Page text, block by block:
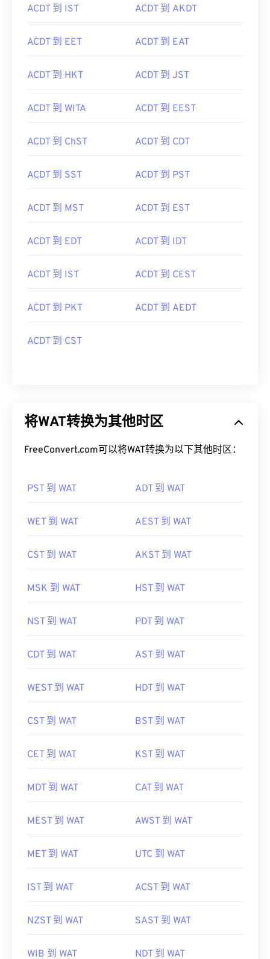
ACDT 到 IST ACDT 到 AKDT
ACDT 到 EET ACDT 到 EAT
ACDT 到 HKT ACDT 到 JST
ACDT 到 WITA ACDT 到 EEST
ACDT 到 ChST ACDT 到 CDT
ACDT 到 SST ACDT 到 PST
ACDT 到 MST ACDT 到 EST
ACDT 到 EDT ACDT 到 IDT
ACDT 到 IST ACDT 到 CEST
ACDT 到 PKT ACDT 到 AEDT
ACDT 到 CST
将WAT转换为其他时区
FreeConvert.com可以将WAT转换为以下其他时区：
PST 到 WAT ADT 到 WAT
WET 到 WAT AEST 到 WAT
CST 到 WAT AKST 到 WAT
MSK 到 WAT HST 到 WAT
NST 到 WAT PDT 到 WAT
CDT 到 WAT AST 到 WAT
WEST 到 WAT HDT 到 WAT
CST 到 WAT BST 到 WAT
CET 到 WAT KST 到 WAT
MDT 到 WAT CAT 到 WAT
MEST 到 WAT AWST 到 WAT
MET 到 WAT UTC 到 WAT
IST 到 WAT ACST 到 WAT
NZST 到 WAT SAST 到 WAT
WIB 到 WAT NDT 到 WAT